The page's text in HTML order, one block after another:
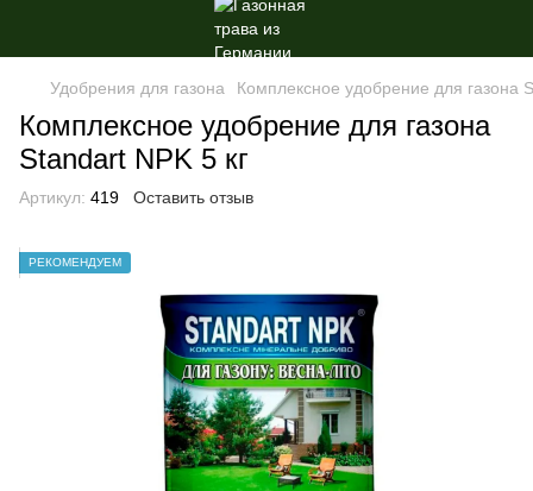
Удобрения для газона Комплексное удобрение для газона
Комплексное удобрение для газона
Standart NPK 5 кг
Артикул: 419 Оставить отзыв
РЕКОМЕНДУЕМ